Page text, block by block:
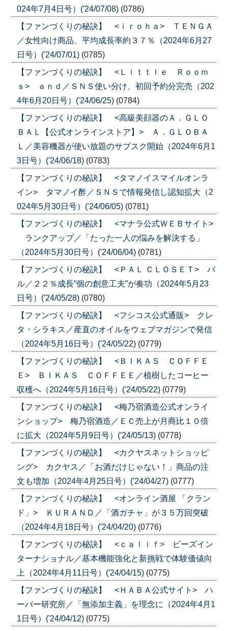
024年7月4日号）('24/07/08) (0786)
【ファンづくりの秘訣】 <ｉｒｏｈａ> ＴＥＮＧＡ
／女性向け商品、平均成長率約３７％（2024年6月27
日号）('24/07/01) (0785)
【ファンづくりの秘訣】 <Ｌｉｔｔｌｅ Ｒｏｏｍ
ｓ> ａｎｄ／ＳＮＳ使い分け、初回予約分完売（202
4年6月20日号）('24/06/25) (0784)
【ファンづくりの秘訣】 <高級美顔器のＡ．ＧＬＯ
ＢＡＬ【公式オンラインストア】> Ａ．ＧＬＯＢＡ
Ｌ／美容機器が使い放題のサブスク開始（2024年6月1
3日号）('24/06/18) (0783)
【ファンづくりの秘訣】 <タマノイスマイルオンラ
イン> タマノイ酢／ＳＮＳで情報発信し認知拡大（2
024年5月30日号）('24/06/05) (0781)
【ファンづくりの秘訣】 <マナラ公式ＷＥＢサイト>
ランクアップ／「たった一人の悩みを解決する」
（2024年5月30日号）('24/06/04) (0781)
【ファンづくりの秘訣】 <ＰＡＬ ＣＬＯＳＥＴ> パ
ル／２２％成長”個の創意工夫”が奏功（2024年5月23
日号）('24/05/28) (0780)
【ファンづくりの秘訣】 <フシコス公式通販> クレ
タ・シラキス／産直のオイルをウェブマガジンで発信
（2024年5月16日号）('24/05/22) (0779)
【ファンづくりの秘訣】 <ＢＩＫＡＳ ＣＯＦＦＥ
Ｅ> ＢＩＫＡＳ ＣＯＦＦＥＥ／植樹したコーヒー
収穫へ（2024年5月16日号）('24/05/22) (0779)
【ファンづくりの秘訣】 <梅乃宿酒造公式オンライ
ンショップ> 梅乃宿酒造／ＥＣ売上が月商比１０倍
に拡大（2024年5月9日号）('24/05/13) (0778)
【ファンづくりの秘訣】 <カクヤスネットショッピ
ング> カクヤス／「お酒だけじゃない！」商品の注
文も増加（2024年4月25日号）('24/04/27) (0777)
【ファンづくりの秘訣】 <オンライン酒屋 「クラン
ド」> ＫＵＲＡＮＤ／「酒ガチャ」が３５万回突破
（2024年4月18日号）('24/04/20) (0776)
【ファンづくりの秘訣】 <ｃａｌｉｆ> ビーズイン
ターナショナル／基本機能強化と新挑戦で体験価値向
上（2024年4月11日号）('24/04/15) (0775)
【ファンづくりの秘訣】 <ＨＡＢＡ公式サイト> ハ
ーバー研究所／「無添加主義」を理念に（2024年4月1
1日号）('24/04/12) (0775)